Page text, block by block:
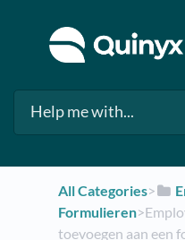
All Categories​>​
Formulieren​>​
toevoegen aan een